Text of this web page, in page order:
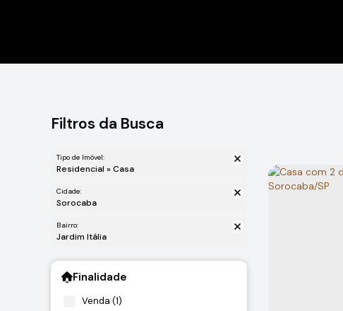
Filtros da Busca
Tipo de Imóvel:
Residencial » Casa
Cidade:
Sorocaba
Bairro:
Jardim Itália
Finalidade
Venda (1)